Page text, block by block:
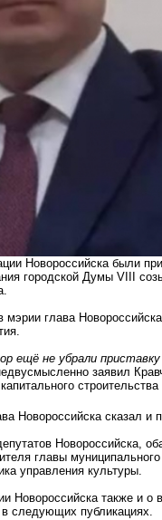
Новороссийска были
городской Думы VIII
мэрии глава
ещё не убрали
заявил
Новороссийска сказал и
Новороссийска,
главы
управления культуры.
Новороссийска также и
следующих публикациях.